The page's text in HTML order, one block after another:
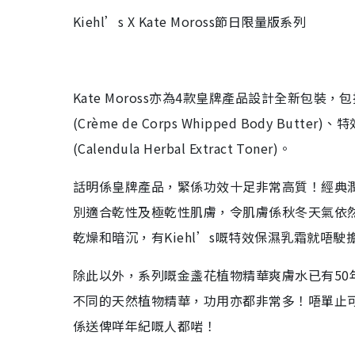
Kiehl’s X Kate Moross節日限量版系列
Kate Moross亦為4款皇牌產品設計全新包裝，
(Crème de Corps Whipped Body Butter) 、
(Calendula Herbal Extract Toner) 。
話明係皇牌產品，緊係功效十足非常高質！經
別適合乾性及極乾性肌膚，令肌膚係秋冬天氣
乾燥和暗沉，有Kiehl’s嘅特效保濕乳霜就唔駛
除此以外，系列嘅金盞花植物精華爽膚水已有50
不同的天然植物精華，功用亦都非常多！唔單
係送俾咩年紀嘅人都啱！